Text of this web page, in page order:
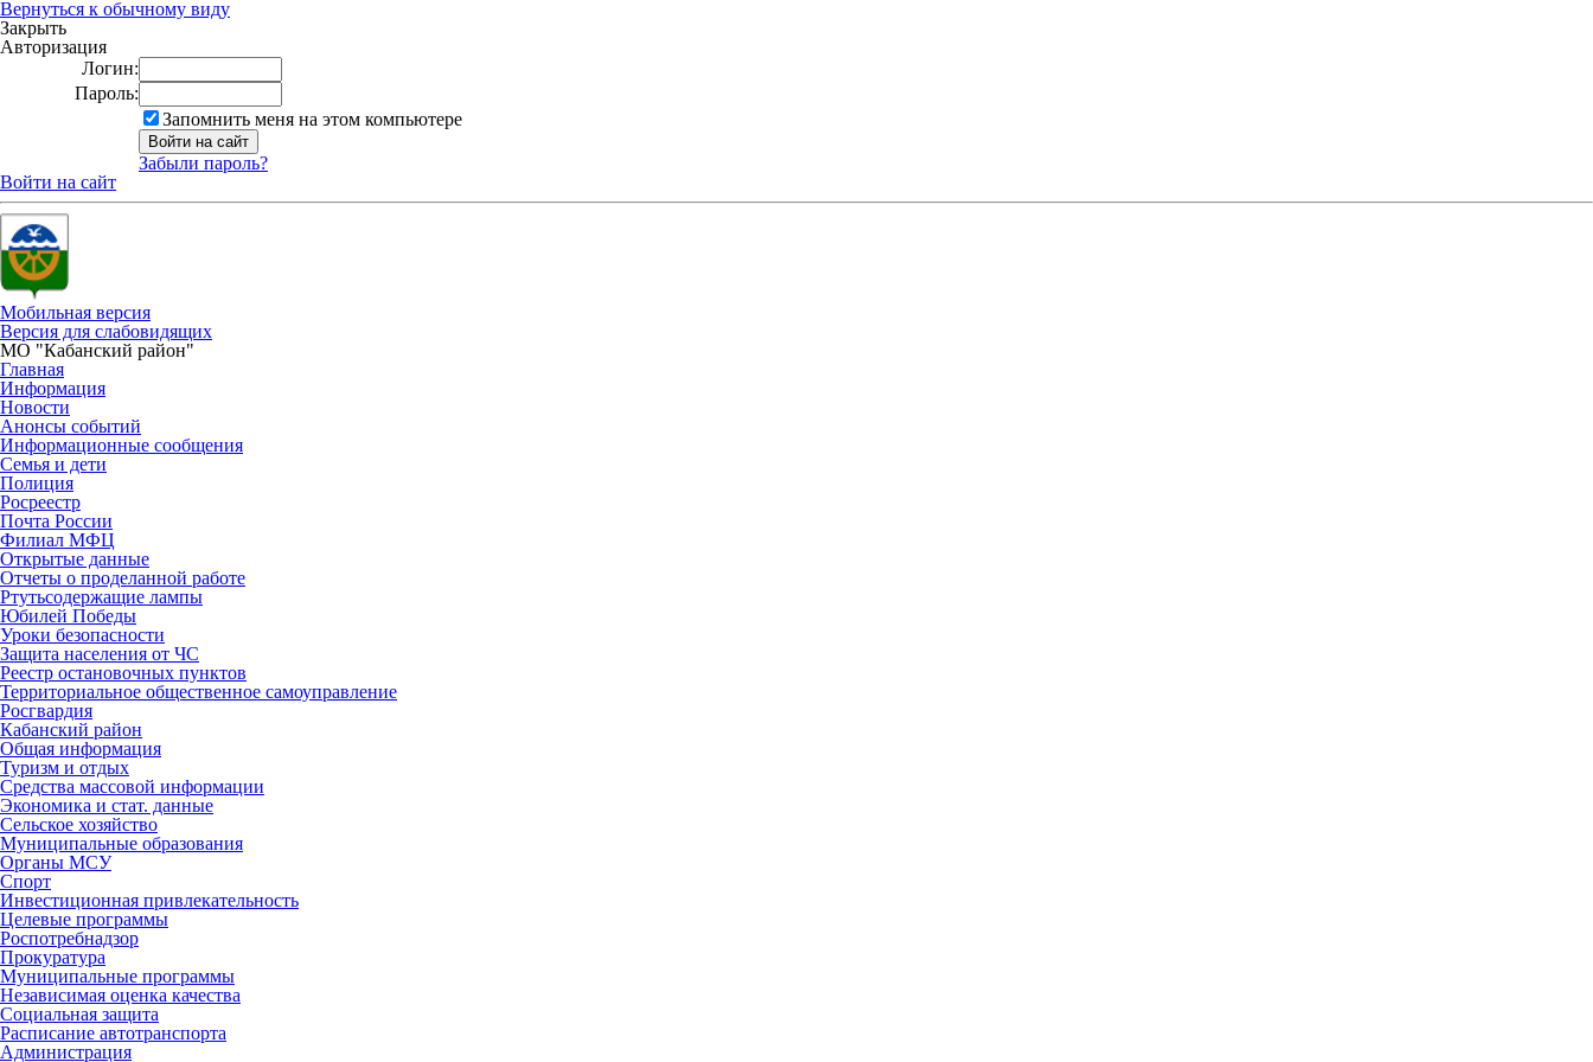
Вернуться к обычному виду
Закрыть
Авторизация
Логин:
Пароль:
Запомнить меня на этом компьютере
Забыли пароль?
Войти на сайт
Мобильная версия
Версия для слабовидящих
МО "Кабанский район"
Главная
Информация
Новости
Анонсы событий
Информационные сообщения
Семья и дети
Полиция
Росреестр
Почта России
Филиал МФЦ
Открытые данные
Отчеты о проделанной работе
Ртутьсодержащие лампы
Юбилей Победы
Уроки безопасности
Защита населения от ЧС
Реестр остановочных пунктов
Территориальное общественное самоуправление
Росгвардия
Кабанский район
Общая информация
Туризм и отдых
Средства массовой информации
Экономика и стат. данные
Сельское хозяйство
Муниципальные образования
Органы МСУ
Спорт
Инвестиционная привлекательность
Целевые программы
Роспотребнадзор
Прокуратура
Муниципальные программы
Независимая оценка качества
Социальная защита
Расписание автотранспорта
Администрация